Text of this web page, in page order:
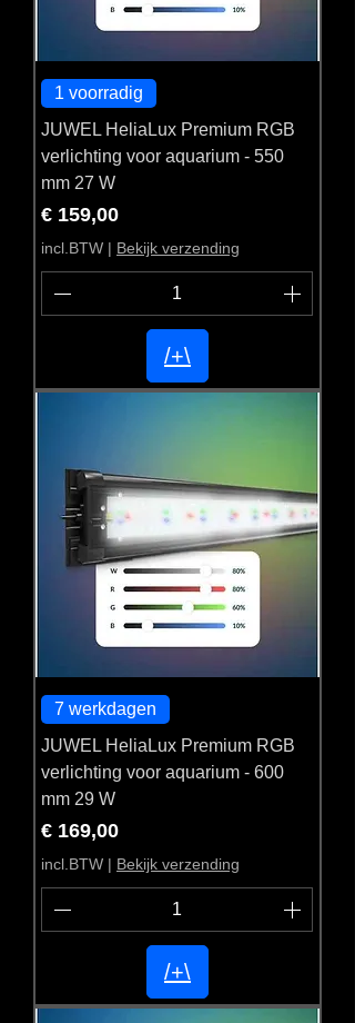
1 voorradig
JUWEL HeliaLux Premium RGB
verlichting voor aquarium - 550
mm 27 W
Prijs
€ 159,00
incl.BTW | Bekijk verzending
/+\
7 werkdagen
JUWEL HeliaLux Premium RGB
verlichting voor aquarium - 600
mm 29 W
Prijs
€ 169,00
incl.BTW | Bekijk verzending
/+\